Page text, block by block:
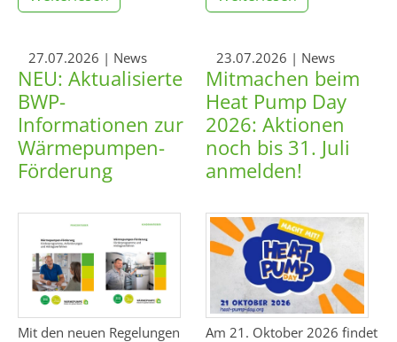
27.07.2026 | News
NEU: Aktualisierte
BWP-
Informationen zur
Wärmepumpen-
Förderung
Mit den neuen Regelungen
23.07.2026 | News
Mitmachen beim
Heat Pump Day
2026: Aktionen
noch bis 31. Juli
anmelden!
Am 21. Oktober 2026 findet